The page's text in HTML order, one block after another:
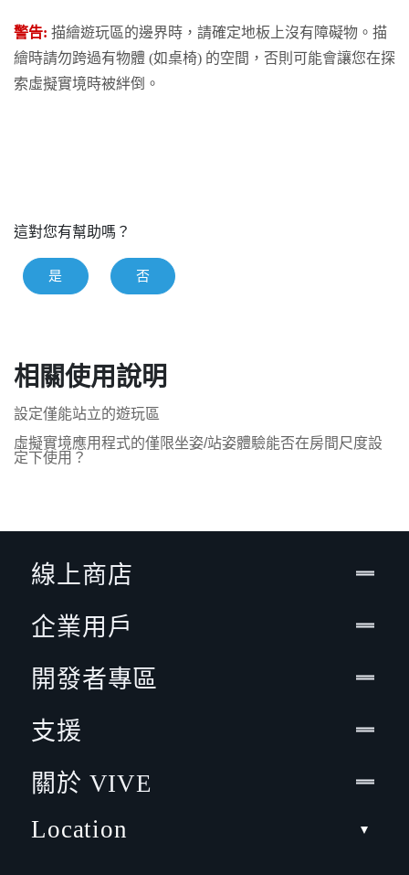
警告: 描繪遊玩區的邊界時，請確定地板上沒有障礙物。描
繪時請勿跨過有物體 (如桌椅) 的空間，否則可能會讓您在探
索虛擬實境時被絆倒。
這對您有幫助嗎？
是 否
相關使用說明
設定僅能站立的遊玩區
虛擬實境應用程式的僅限坐姿/站姿體驗能否在房間尺度設
定下使用？
線上商店
企業用戶
開發者專區
支援
關於 VIVE
Location